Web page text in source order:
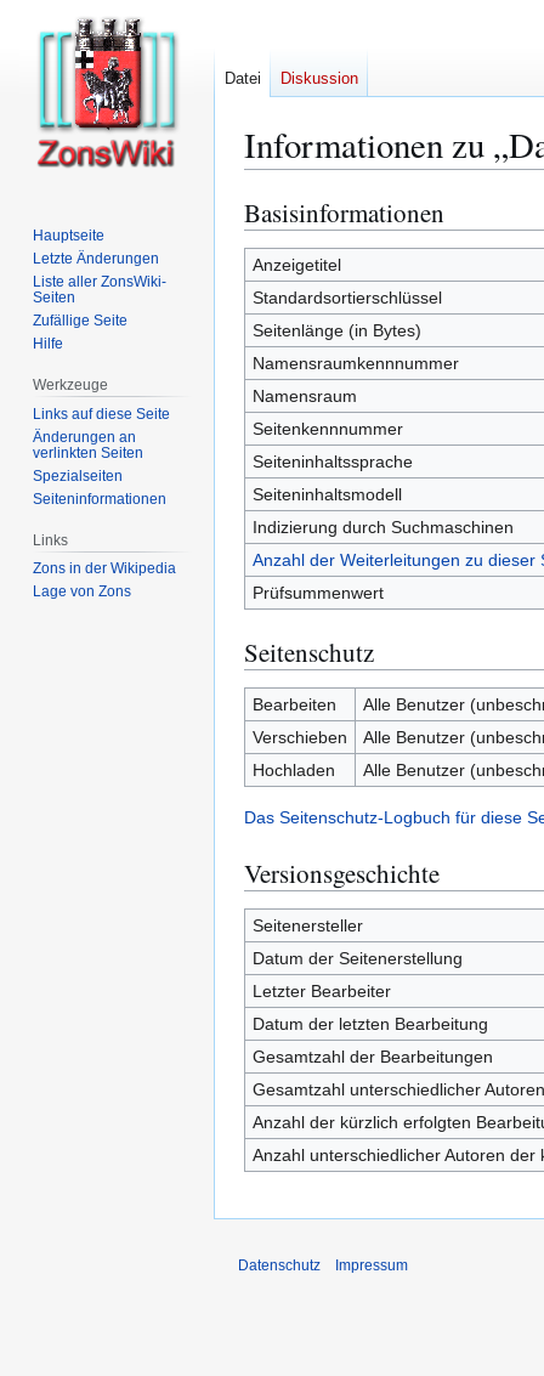
Informationen zu
Zur
Navigation
springen
Zur
Suche
springen
Basisinformationen
Anzeigetitel
Standardsortierschlüssel
Seitenlänge (in Bytes)
Namensraumkennnummer
Namensraum
Seitenkennnummer
Seiteninhaltssprache
Seiteninhaltsmodell
Indizierung durch Suchmaschinen
Anzahl der Weiterleitungen zu dieser
Prüfsummenwert
Seitenschutz
Bearbeiten
Alle Benutzer
Verschieben
Alle Benutzer
Hochladen
Alle Benutzer
Das Seitenschutz-Logbuch für diese
Versionsgeschichte
Seitenersteller
Datum der Seitenerstellung
Letzter Bearbeiter
Datum der letzten Bearbeitung
Gesamtzahl der Bearbeitungen
Gesamtzahl unterschiedlicher Autoren
Anzahl der kürzlich erfolgten
Anzahl unterschiedlicher Autoren
Datei Diskussion
Hauptseite
Letzte Änderungen
Liste aller ZonsWiki-
Seiten
Zufällige Seite
Hilfe
Werkzeuge
Links auf diese Seite
Änderungen an
verlinkten Seiten
Spezialseiten
Seiten­­informationen
Links
Zons in der Wikipedia
Lage von Zons
Datenschutz Impressum